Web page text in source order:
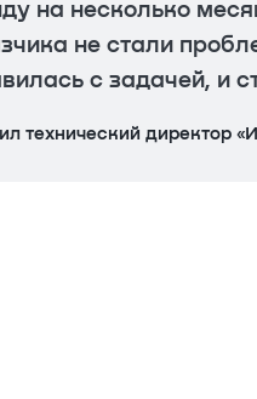
на несколько
не стали
с задачей, и
технический директор